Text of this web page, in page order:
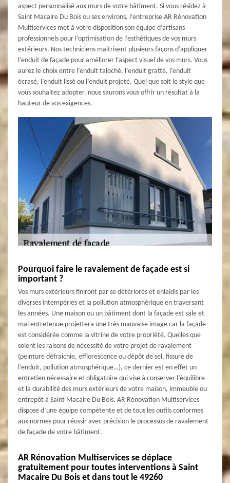
aspect personnalisé aux murs de votre bâtiment. Si vous résidez à
Saint Macaire Du Bois ou ses environs, l’entreprise AR Rénovation
Multiservices met à votre disposition son équipe d’artisans
professionnels pour l’optimisation de l’esthétiques de vos murs
extérieurs. Nos techniciens maitrisent plusieurs façons d’appliquer
l’enduit de façade pour améliorer l’aspect visuel de vos murs. Vous
aurez le choix entre l’enduit taloché, l’enduit gratté, l’enduit
écrasé, l’enduit lissé ou l’enduit projeté. Quel que soit le style que
vous souhaitez adopter, nous saurons vous offrir un résultat à la
hauteur de vos exigences.
Pourquoi faire le ravalement de façade est si
important ?
Vos murs extérieurs finiront par se détériorés et enlaidis par les
diverses intempéries et la pollution atmosphérique en traversant
les années. Une maison ou un bâtiment dont la façade est sale et
mal entretenue projettera une très mauvaise image car la façade
est considérée comme la vitrine de votre propriété. Quelles que
soient les raisons de nécessité de votre projet de ravalement
(peinture défraîchie, efflorescence ou dépôt de sel, fissure de
l’enduit, pollution atmosphérique…), ce dernier est en effet un
entretien nécessaire et obligatoire qui vise à conserver l’équilibre
et la durabilité des murs extérieurs de votre maison, immeuble ou
entrepôt à Saint Macaire Du Bois. AR Rénovation Multiservices
dispose d’une équipe compétente et de tous les outils conformes
aux normes pour réussir avec précision le processus de ravalement
de façade de votre bâtiment.
AR Rénovation Multiservices se déplace
gratuitement pour toutes interventions à Saint
Macaire Du Bois et dans tout le 49260